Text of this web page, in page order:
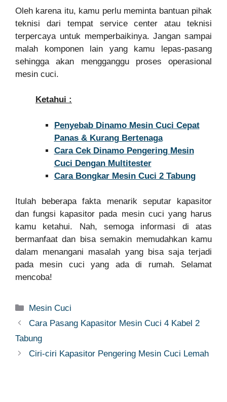
Oleh karena itu, kamu perlu meminta bantuan pihak
teknisi dari tempat service center atau teknisi
terpercaya untuk memperbaikinya. Jangan sampai
malah komponen lain yang kamu lepas-pasang
sehingga akan mengganggu proses operasional
mesin cuci.
Ketahui :
Penyebab Dinamo Mesin Cuci Cepat
Panas & Kurang Bertenaga
Cara Cek Dinamo Pengering Mesin
Cuci Dengan Multitester
Cara Bongkar Mesin Cuci 2 Tabung
Itulah beberapa fakta menarik seputar kapasitor
dan fungsi kapasitor pada mesin cuci yang harus
kamu ketahui. Nah, semoga informasi di atas
bermanfaat dan bisa semakin memudahkan kamu
dalam menangani masalah yang bisa saja terjadi
pada mesin cuci yang ada di rumah. Selamat
mencoba!
Categories
Mesin Cuci
Cara Pasang Kapasitor Mesin Cuci 4 Kabel 2
Tabung
Ciri-ciri Kapasitor Pengering Mesin Cuci Lemah